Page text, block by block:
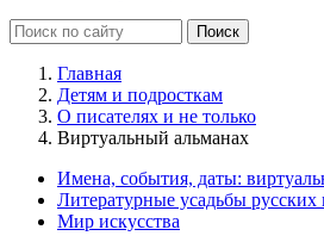
Главная
Детям и подросткам
О писателях и не только
Виртуальный альманах
Имена, события, даты:
Литературные усадьбы русских
Мир искусства